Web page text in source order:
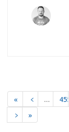
« ﹤ … 455
﹥
»